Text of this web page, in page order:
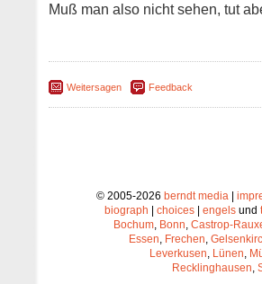
Muß man also nicht sehen, tut
Weitersagen Feedback
© 2005-2026 berndt media |
biograph | choices | engels und
Bochum Bonn Castrop-
Essen Frechen
Leverkusen Lünen
Recklinghausen